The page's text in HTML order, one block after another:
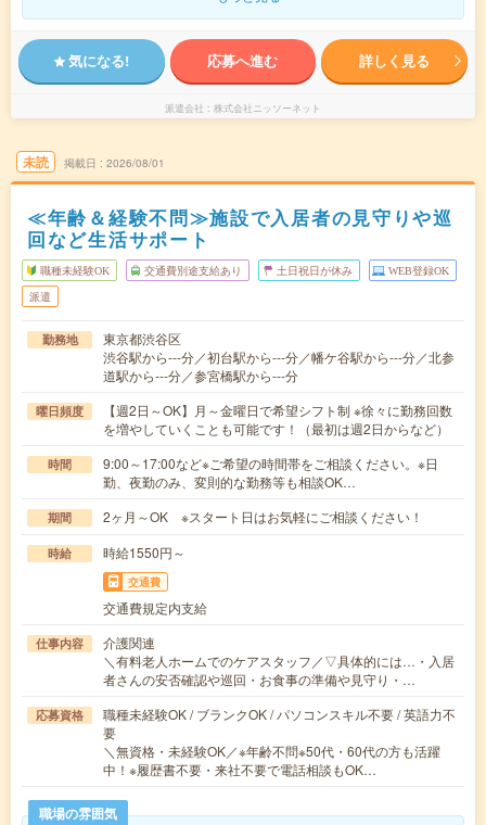
気になる! 応募へ進む 詳しく見る
派遣会社 株式会社ニッソーネット
未読 掲載日 2026/08/01
≪年齢＆経験不問≫施設で入居者の見守りや巡
回など生活サポート
職種未経験OK 交通費別途支給あり 土日祝日が休み WEB登録OK
派遣
勤務地
東京都渋谷区
渋谷駅から---分／初台駅から---分／幡ケ谷駅から---分／北参
道駅から---分／参宮橋駅から---分
曜日頻度
【週2日～OK】月～金曜日で希望シフト制 ※徐々に勤務回数
を増やしていくことも可能です！（最初は週2日からなど）
時間
9:00～17:00など※ご希望の時間帯をご相談ください。※日
勤、夜勤のみ、変則的な勤務等も相談OK…
期間 2ヶ月～OK ※スタート日はお気軽にご相談ください！
時給 時給1550円～
交通費
交通費規定内支給
仕事内容
介護関連
＼有料老人ホームでのケアスタッフ／▽具体的には…・入居
者さんの安否確認や巡回・お食事の準備や見守り・…
応募資格
職種未経験OK / ブランクOK / パソコンスキル不要 / 英語力不
要
＼無資格・未経験OK／※年齢不問※50代・60代の方も活躍
中！※履歴書不要・来社不要で電話相談もOK…
職場の雰囲気